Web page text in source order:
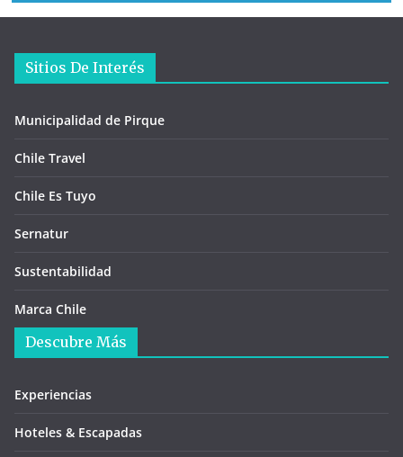
Sitios De Interés
Municipalidad de Pirque
Chile Travel
Chile Es Tuyo
Sernatur
Sustentabilidad
Marca Chile
Descubre Más
Experiencias
Hoteles & Escapadas